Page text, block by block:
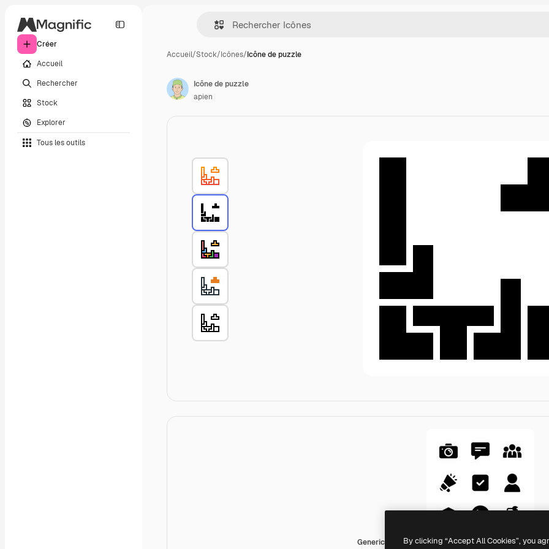
Créer
Accueil
Rechercher
Stock
Explorer
Tous les outils
Accueil/Stock/Icônes/Icône de puzzle
Generic Glyph
Icône de puzzle
apien
By clicking “Accept All Cookies”, you